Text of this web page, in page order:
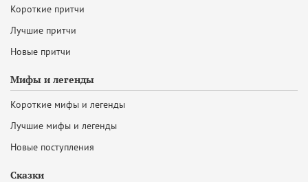
Короткие притчи
Лучшие притчи
Новые притчи
Мифы и легенды
Короткие мифы и легенды
Лучшие мифы и легенды
Новые поступления
Сказки